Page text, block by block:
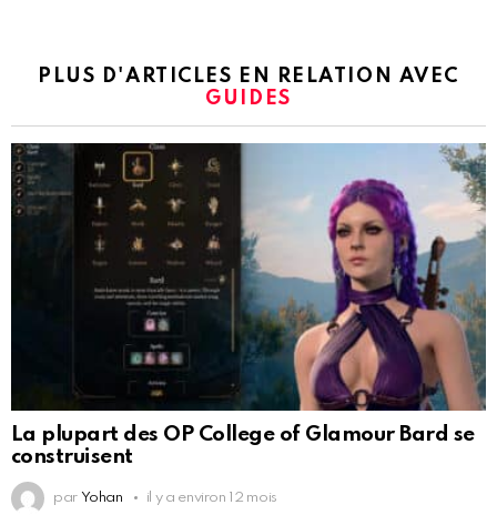
PLUS D'ARTICLES EN RELATION AVEC
GUIDES
La plupart des OP College of Glamour Bard se
construisent
par Yohan il y a environ 12 mois